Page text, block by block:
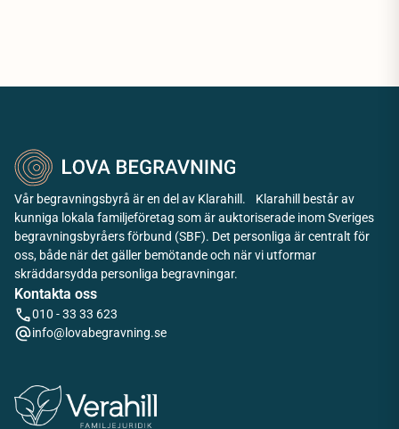
Vår begravningsbyrå är en del av Klarahill. Klarahill består av
kunniga lokala familjeföretag som är auktoriserade inom Sveriges
begravningsbyråers förbund (SBF). Det personliga är centralt för
oss, både när det gäller bemötande och när vi utformar
skräddarsydda personliga begravningar.
Kontakta oss
010 - 33 33 623
info@lovabegravning.se